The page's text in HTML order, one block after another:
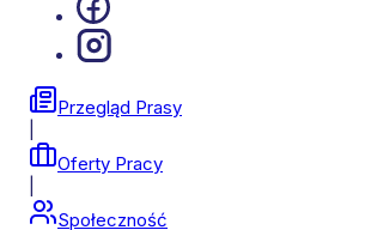
Przegląd Prasy
Oferty Pracy
Społeczność